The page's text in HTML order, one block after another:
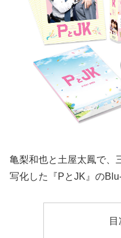
亀梨和也と土屋太鳳で、
写化した『PとJK』の
目